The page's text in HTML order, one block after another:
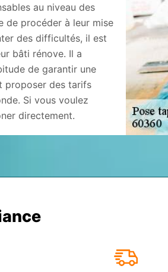
au niveau des
de procéder à leur mise
des difficultés, il est
bâti rénove. Il a
de garantir une
proposer des tarifs
Si vous voulez
directement.